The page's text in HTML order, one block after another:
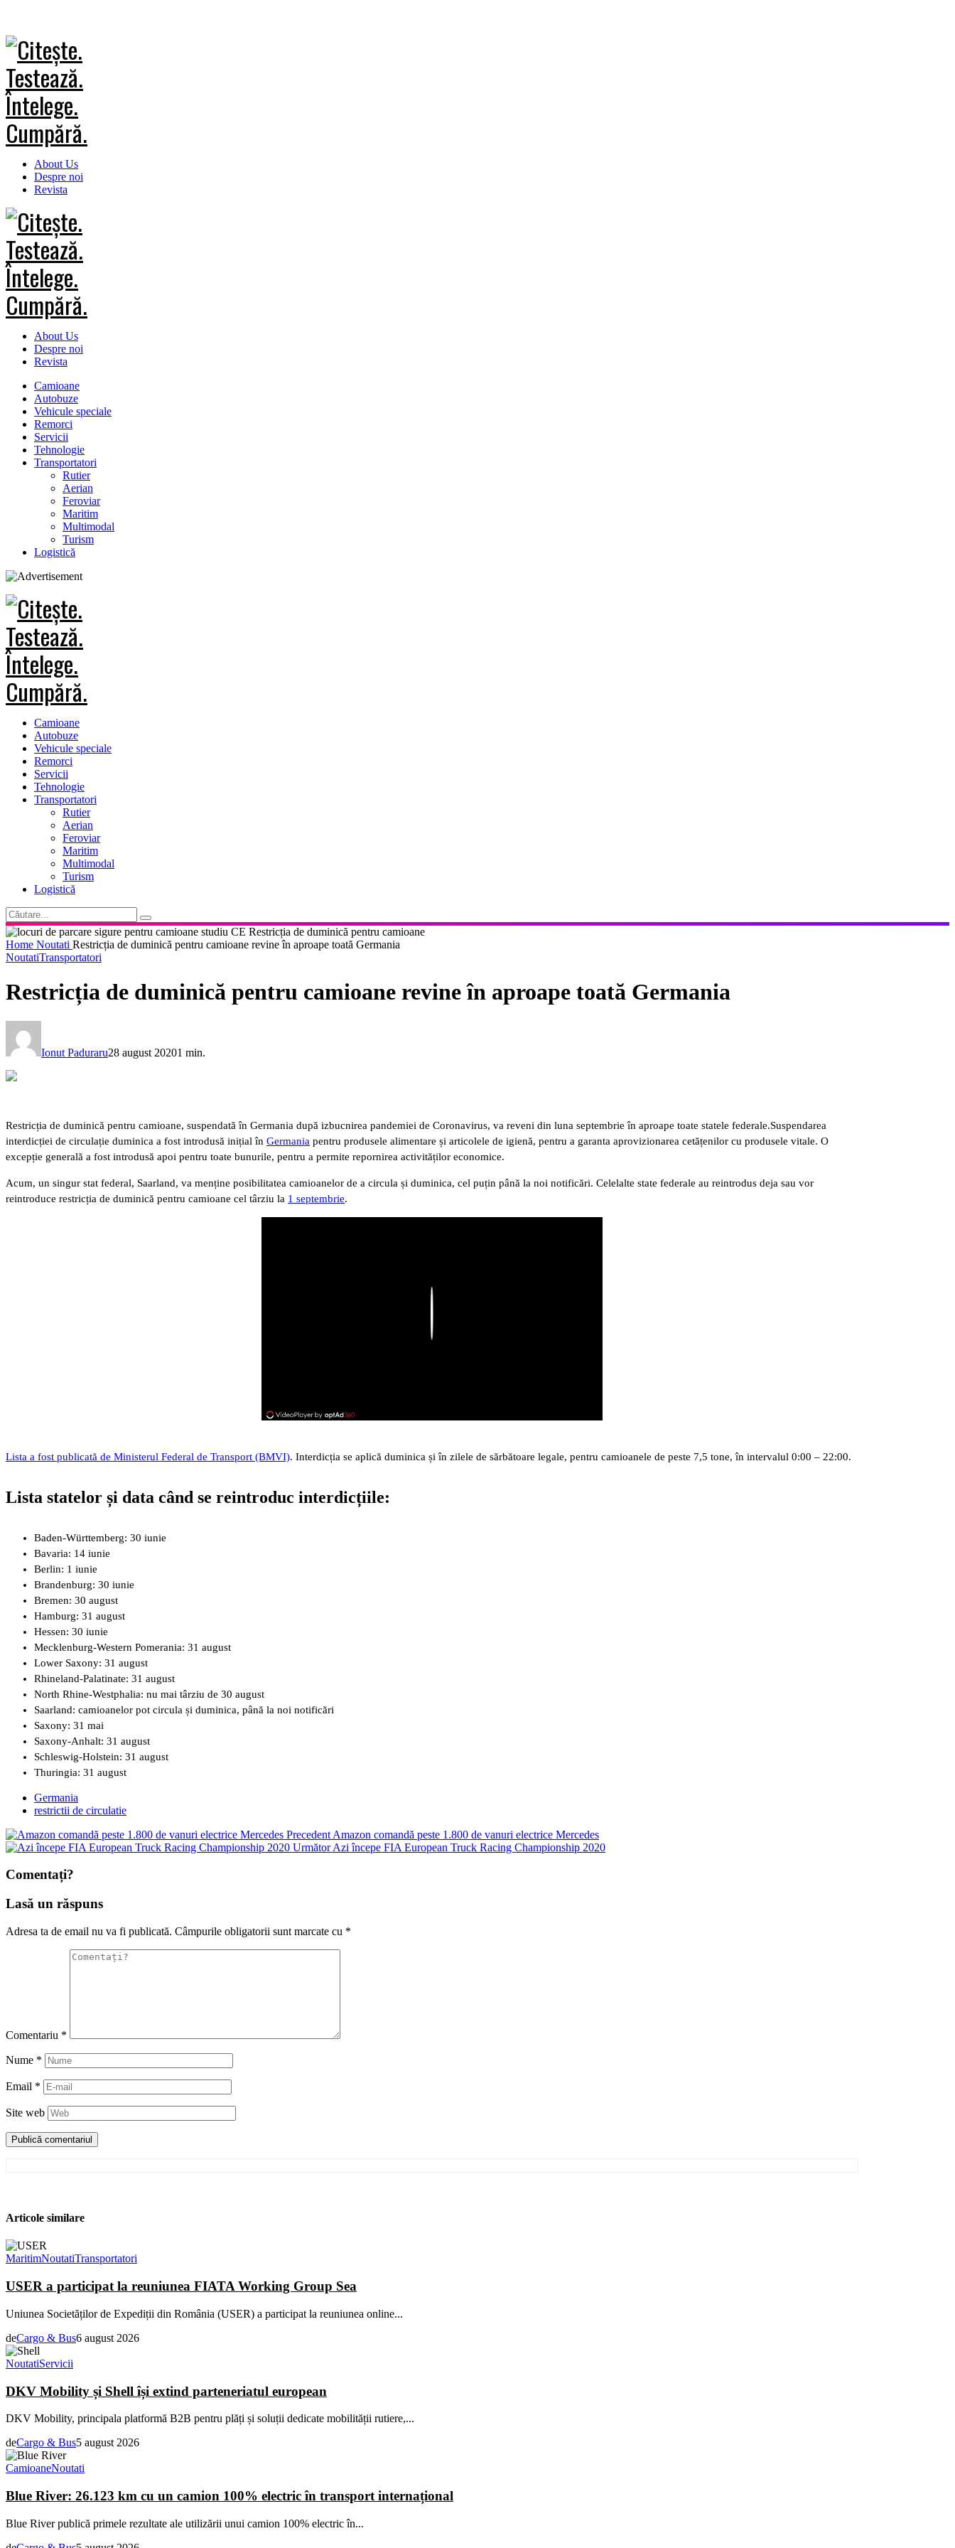
About Us
Despre noi
Revista
About Us
Despre noi
Revista
Camioane
Autobuze
Vehicule speciale
Remorci
Servicii
Tehnologie
Transportatori
Rutier
Aerian
Feroviar
Maritim
Multimodal
Turism
Logistică
Camioane
Autobuze
Vehicule speciale
Remorci
Servicii
Tehnologie
Transportatori
Rutier
Aerian
Feroviar
Maritim
Multimodal
Turism
Logistică
Home Noutati Restricția de duminică pentru camioane revine în aproape toată Germania
NoutatiTransportatori
Restricția de duminică pentru camioane revine în aproape toată Germania
Ionut Paduraru28 august 20201 min.
Restricția de duminică pentru camioane, suspendată în Germania după izbucnirea pandemiei de Coronavirus, va reveni din luna septembrie în aproape toate statele federale.Suspendarea
interdicției de circulație duminica a fost introdusă inițial în Germania pentru produsele alimentare și articolele de igienă, pentru a garanta aprovizionarea cetățenilor cu produsele vitale. O
excepție generală a fost introdusă apoi pentru toate bunurile, pentru a permite repornirea activităților economice.
Acum, un singur stat federal, Saarland, va menține posibilitatea camioanelor de a circula și duminica, cel puțin până la noi notificări. Celelalte state federale au reintrodus deja sau vor
reintroduce restricția de duminică pentru camioane cel târziu la 1 septembrie.
Lista a fost publicată de Ministerul Federal de Transport (BMVI). Interdicția se aplică duminica și în zilele de sărbătoare legale, pentru camioanele de peste 7,5 tone, în intervalul 0:00 – 22:00.
Lista statelor și data când se reintroduc interdicțiile:
Baden-Württemberg: 30 iunie
Bavaria: 14 iunie
Berlin: 1 iunie
Brandenburg: 30 iunie
Bremen: 30 august
Hamburg: 31 august
Hessen: 30 iunie
Mecklenburg-Western Pomerania: 31 august
Lower Saxony: 31 august
Rhineland-Palatinate: 31 august
North Rhine-Westphalia: nu mai târziu de 30 august
Saarland: camioanelor pot circula și duminica, până la noi notificări
Saxony: 31 mai
Saxony-Anhalt: 31 august
Schleswig-Holstein: 31 august
Thuringia: 31 august
Germania
restrictii de circulatie
Precedent Amazon comandă peste 1.800 de vanuri electrice Mercedes
Următor Azi începe FIA European Truck Racing Championship 2020
Comentați?
Lasă un răspuns
Adresa ta de email nu va fi publicată. Câmpurile obligatorii sunt marcate cu *
Comentariu *
Nume *
Email *
Site web
Articole similare
MaritimNoutatiTransportatori
USER a participat la reuniunea FIATA Working Group Sea
Uniunea Societăților de Expediții din România (USER) a participat la reuniunea online...
deCargo & Bus6 august 2026
NoutatiServicii
DKV Mobility și Shell își extind parteneriatul european
DKV Mobility, principala platformă B2B pentru plăți și soluții dedicate mobilității rutiere,...
deCargo & Bus5 august 2026
CamioaneNoutati
Blue River: 26.123 km cu un camion 100% electric în transport internațional
Blue River publică primele rezultate ale utilizării unui camion 100% electric în...